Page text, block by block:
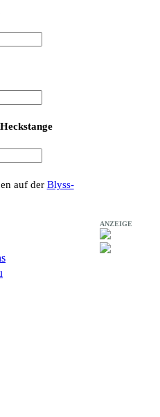
auf der Blyss-
ANZEIGE